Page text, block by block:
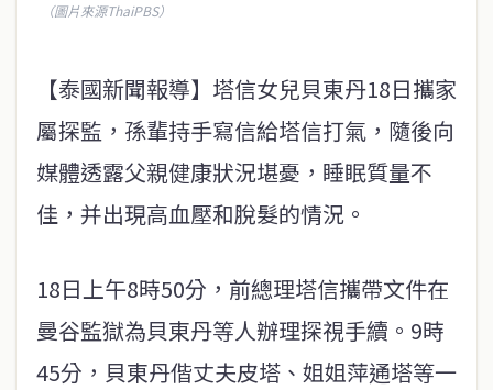
（圖片來源ThaiPBS）
【泰國新聞報導】塔信女兒貝東丹18日攜家
屬探監，孫輩持手寫信給塔信打氣，隨後向
媒體透露父親健康狀況堪憂，睡眠質量不
佳，并出現高血壓和脫髮的情況。
18日上午8時50分，前總理塔信攜帶文件在
曼谷監獄為貝東丹等人辦理探視手續。9時
45分，貝東丹偕丈夫皮塔、姐姐萍通塔等一